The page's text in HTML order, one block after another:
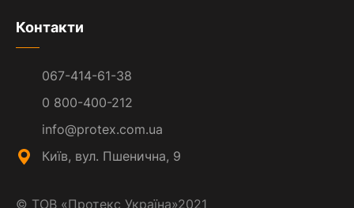
Контакти
067-414-61-38
0 800-400-212
info@protex.com.ua
Київ, вул. Пшенична, 9
© ТОВ «Протекс Україна»2021